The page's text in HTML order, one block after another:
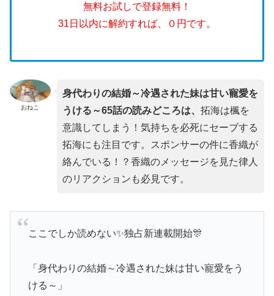
無料お試しで登録無料！
31日以内に解約すれば、０円です。
おねこ
身代わりの結婚～冷遇された妹は甘い寵愛を
うける～65話の読みどころは、 拓海は楓を
意識してしまう！気持ちを必死にセーブする
拓海にも注目です。スポンサーの件に香織が
絡んでいる！？香織のメッセージを見た律人
のリアクションも必見です。
ここでしか読めない✨独占新連載開始🎊
「身代わりの結婚～冷遇された妹は甘い寵愛をう
ける～」